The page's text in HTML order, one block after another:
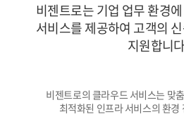
비젠트로는 기업 업무 환경
서비스를제공하여 고객의
지원합니
비젠트로의 클라우드 서비스는 맞
최적화된 인프라 서비스의 환경